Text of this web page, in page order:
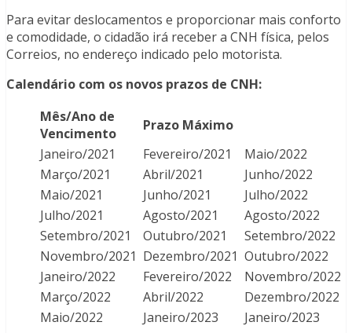
Para evitar deslocamentos e proporcionar mais conforto
e comodidade, o cidadão irá receber a CNH física, pelos
Correios, no endereço indicado pelo motorista.
Calendário com os novos prazos de CNH:
Mês/Ano de
Vencimento
Prazo Máximo
Janeiro/2021
Fevereiro/2021
Maio/2022
Março/2021
Abril/2021
Junho/2022
Maio/2021
Junho/2021
Julho/2022
Julho/2021
Agosto/2021
Agosto/2022
Setembro/2021
Outubro/2021
Setembro/2022
Novembro/2021 Dezembro/2021 Outubro/2022
Janeiro/2022
Fevereiro/2022
Novembro/2022
Março/2022
Abril/2022
Dezembro/2022
Maio/2022
Janeiro/2023
Janeiro/2023